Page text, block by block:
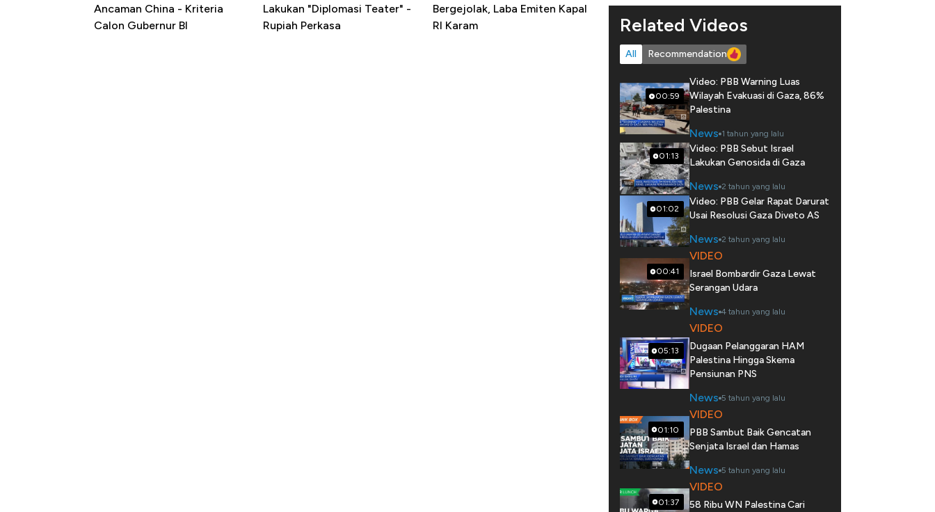
Ancaman China - Kriteria
Calon Gubernur BI
Lakukan "Diplomasi Teater" -
Rupiah Perkasa
Bergejolak, Laba Emiten Kapal
RI Karam
Related Videos
All Recommendation
00:59
Video: PBB Warning Luas
Wilayah Evakuasi di Gaza, 86%
Palestina
News 1 tahun yang lalu
01:13
Video: PBB Sebut Israel
Lakukan Genosida di Gaza
News 2 tahun yang lalu
01:02
Video: PBB Gelar Rapat Darurat
Usai Resolusi Gaza Diveto AS
News 2 tahun yang lalu
00:41
VIDEO
Israel Bombardir Gaza Lewat
Serangan Udara
News 4 tahun yang lalu
05:13
VIDEO
Dugaan Pelanggaran HAM
Palestina Hingga Skema
Pensiunan PNS
News 5 tahun yang lalu
01:10
VIDEO
PBB Sambut Baik Gencatan
Senjata Israel dan Hamas
News 5 tahun yang lalu
01:37
VIDEO
58 Ribu WN Palestina Cari